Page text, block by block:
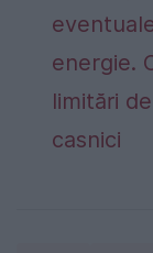
energie.
limitări
casnici